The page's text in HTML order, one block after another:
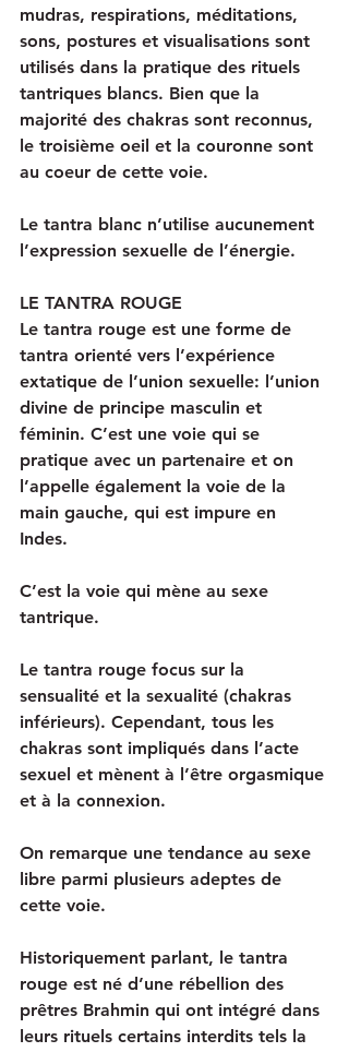
mudras, respirations, méditations,
sons, postures et visualisations sont
utilisés dans la pratique des rituels
tantriques blancs. Bien que la
majorité des chakras sont reconnus,
le troisième oeil et la couronne sont
au coeur de cette voie.
Le tantra blanc n’utilise aucunement
l’expression sexuelle de l’énergie.
LE TANTRA ROUGE
Le tantra rouge est une forme de
tantra orienté vers l’expérience
extatique de l’union sexuelle: l’union
divine de principe masculin et
féminin. C’est une voie qui se
pratique avec un partenaire et on
l’appelle également la voie de la
main gauche, qui est impure en
Indes.
C’est la voie qui mène au sexe
tantrique.
Le tantra rouge focus sur la
sensualité et la sexualité (chakras
inférieurs). Cependant, tous les
chakras sont impliqués dans l’acte
sexuel et mènent à l’être orgasmique
et à la connexion.
On remarque une tendance au sexe
libre parmi plusieurs adeptes de
cette voie.
Historiquement parlant, le tantra
rouge est né d’une rébellion des
prêtres Brahmin qui ont intégré dans
leurs rituels certains interdits tels la